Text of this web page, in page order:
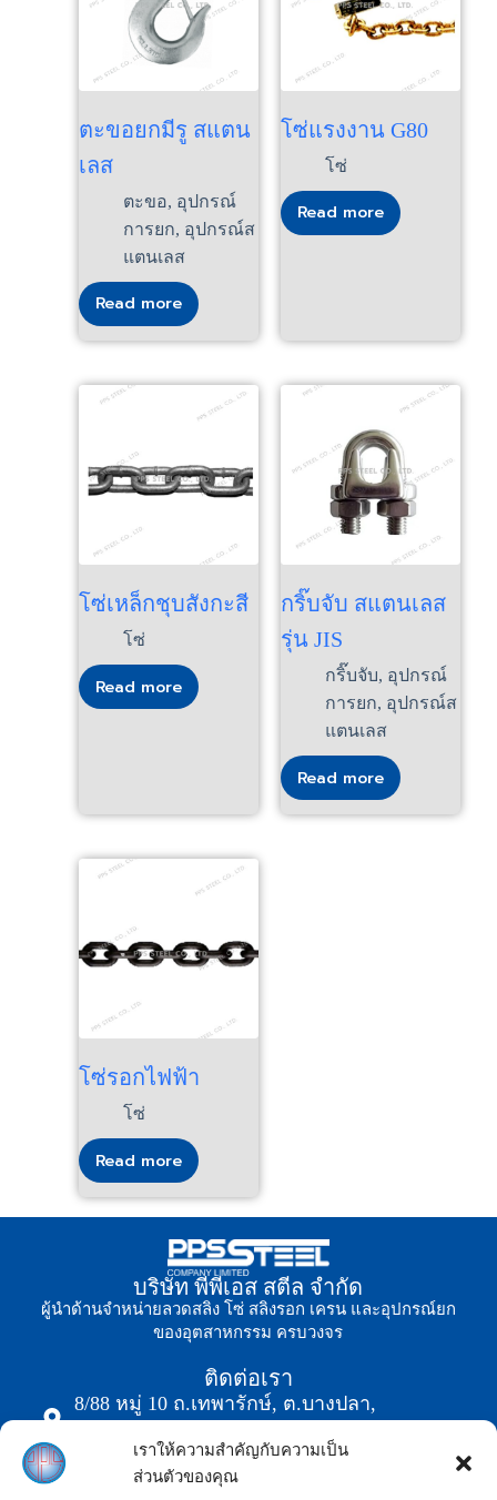
เราให้ความสำคัญกับความเป็น
ส่วนตัวของคุณ
ตะขอยกมีรู สแตน
เลส
ตะขอ, อุปกรณ์
การยก, อุปกรณ์ส
แตนเลส
Read more
โซ่แรงงาน G80
โซ่
Read more
โซ่เหล็กชุบสังกะสี
โซ่
Read more
กริ๊บจับ สแตนเลส
รุ่น JIS
กริ๊บจับ, อุปกรณ์
การยก, อุปกรณ์ส
แตนเลส
Read more
โซ่รอกไฟฟ้า
โซ่
Read more
บริษัท พีพีเอส สตีล จำกัด
ผู้นำด้านจำหน่ายลวดสลิง โซ่ สลิงรอก เครน และอุปกรณ์ยก
ของอุตสาหกรรม ครบวงจร
ติดต่อเรา
8/88 หมู่ 10 ถ.เทพารักษ์, ต.บางปลา,
อ.บางพลี,จ.สมุทรปราการ 10540
0-2752-5151 (Auto)